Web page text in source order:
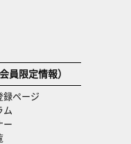
員限定情報）
録ページ
ム
ー